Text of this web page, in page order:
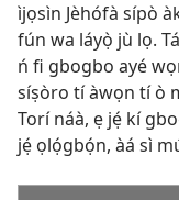
ìjọsìn Jèhófà sípò
fún wa láyọ̀ jù lọ.
ń fi gbogbo ayé
síṣòro tí àwọn tí ò
Torí náà, ẹ jẹ́ kí
jẹ́ ọlọ́gbọ́n, àá sì